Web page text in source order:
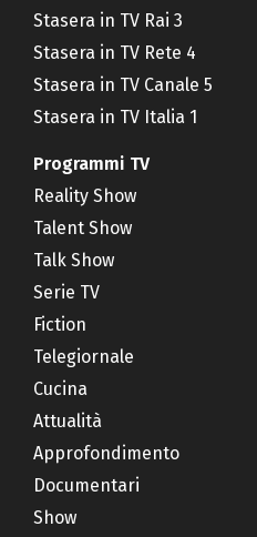
Stasera in TV Rai 3
Stasera in TV Rete 4
Stasera in TV Canale 5
Stasera in TV Italia 1
Programmi TV
Reality Show
Talent Show
Talk Show
Serie TV
Fiction
Telegiornale
Cucina
Attualità
Approfondimento
Documentari
Show